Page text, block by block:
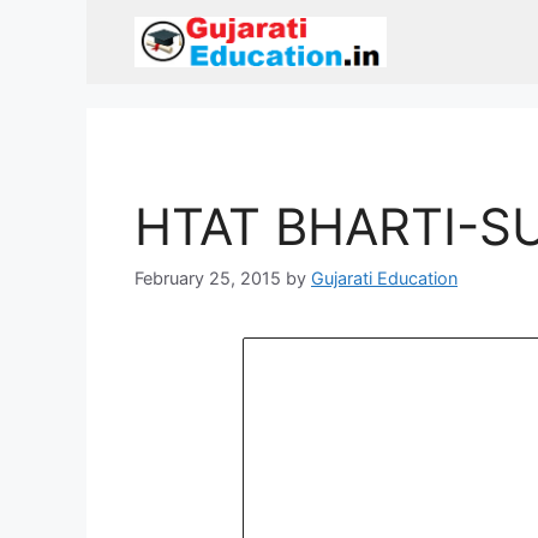
HTAT BHARTI-
February 25, 2015 by Gujarati Education